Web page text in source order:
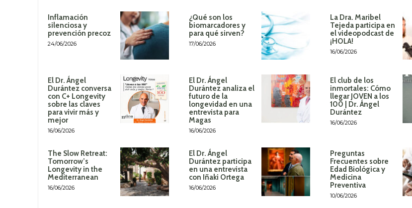
Inflamación
silenciosa y
prevención precoz
24/06/2026
¿Qué son los
biomarcadores y
para qué sirven?
17/06/2026
La Dra. Maribel
Tejeda participa en
el videopodcast de
¡HOLA!
16/06/2026
El Dr. Ángel
Durántez conversa
con C+ Longevity
sobre las claves
para vivir más y
mejor
16/06/2026
El Dr. Ángel
Durántez analiza el
futuro de la
longevidad en una
entrevista para
Magas
16/06/2026
El club de los
inmortales: Cómo
llegar JOVEN a los
100 | Dr. Ángel
Durántez
16/06/2026
The Slow Retreat:
Tomorrow’s
Longevity in the
Mediterranean
16/06/2026
El Dr. Ángel
Durántez participa
en una entrevista
con Iñaki Ortega
16/06/2026
Preguntas
Frecuentes sobre
Edad Biológica y
Medicina
Preventiva
10/06/2026